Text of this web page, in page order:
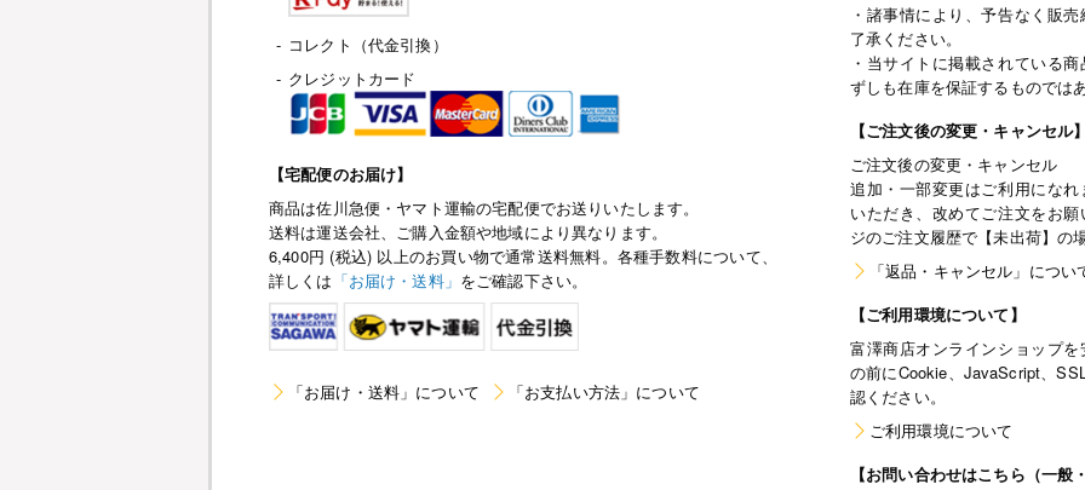
- コレクト（代金引換）
- クレジットカード
【宅配便のお届け】
商品は佐川急便・ヤマト運輸の宅配便でお送りいたします。
送料は運送会社、ご購入金額や地域により異なります。
6,400円 (税込) 以上のお買い物で通常送料無料。各種手数料について、
詳しくは 「お届け・送料」 をご確認下さい。
「お届け・送料」について 「お支払い方法」について
・諸事情により、予告なく販
了承ください。
・当サイトに掲載されている
ずしも在庫を保証するものでは
【ご注文後の変更・キャンセル
ご注文後の変更・キャンセル
追加・一部変更はご利用にな
いただき、改めてご注文をお
ジのご注文履歴で【未出荷】の
「返品・キャンセル」につい
【ご利用環境について】
富澤商店オンラインショップ
の前にCookie、JavaScript、
認ください。
ご利用環境について
【お問い合わせはこちら（一般